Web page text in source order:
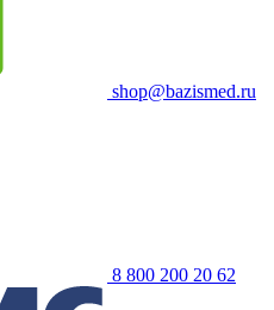
shop@bazismed.ru
8 800 200 20 62